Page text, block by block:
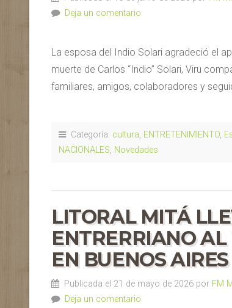
Deja un comentario
La esposa del Indio Solari agradeció el
muerte de Carlos “Indio” Solari, Viru
familiares, amigos, colaboradores y
Categoría: cultura, ENTRETENIMIENTO,
NACIONALES, Novedades
LITORAL MITÁ
ENTRERRIANO AL
EN BUENOS AIRES
Publicada el 21 de mayo de 2026 por FM
Deja un comentario